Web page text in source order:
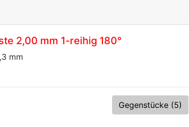
2,00 mm 1-reihig 180°
mm
Gegenstücke (5)